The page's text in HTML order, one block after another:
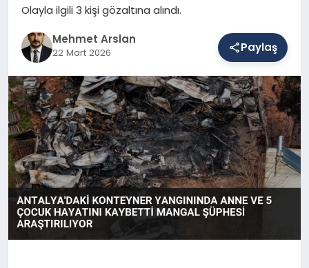
EĞITIM
DÜNYA
YAŞAM
Olayla ilgili 3 kişi gözaltına alındı.
Mehmet Arslan
22 Mart 2026 Paylaş